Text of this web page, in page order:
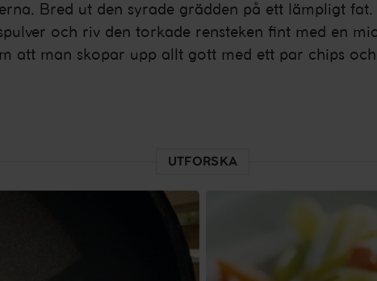
Bred ut den syrade grädden på ett lämpligt
och riv den torkade rensteken fint med en
att man skopar upp allt gott med ett par chips
UTFORSKA